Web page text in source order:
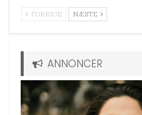
FORRIGE NÆSTE
ANNONCER